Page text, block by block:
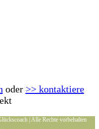
oder >> kontaktiere
| Alle Rechte vorbehalten